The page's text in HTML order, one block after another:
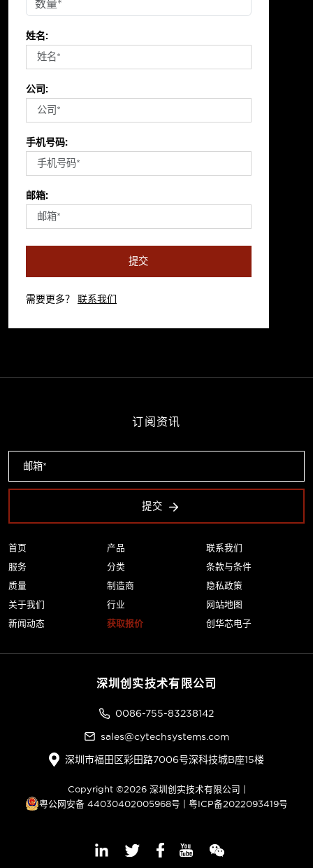
姓名:
公司:
手机号码:
邮箱:
提交
需要更多？ 联系我们
首页
服务
质量
关于我们
新闻动态
产品
分类
制造商
行业
获取报价
联系我们
条款与条件
隐私政策
网站地图
创华芯电子
订阅资讯
提交
深圳创实技术有限公司
0086-755-83238142
sales@cytechsystems.com
深圳市福田区彩田路7006号深科技城B座15楼
Copyright ©2026 深圳创实技术有限公司 |
粤公网安备 44030402005968号 | 粤ICP备2022093419号